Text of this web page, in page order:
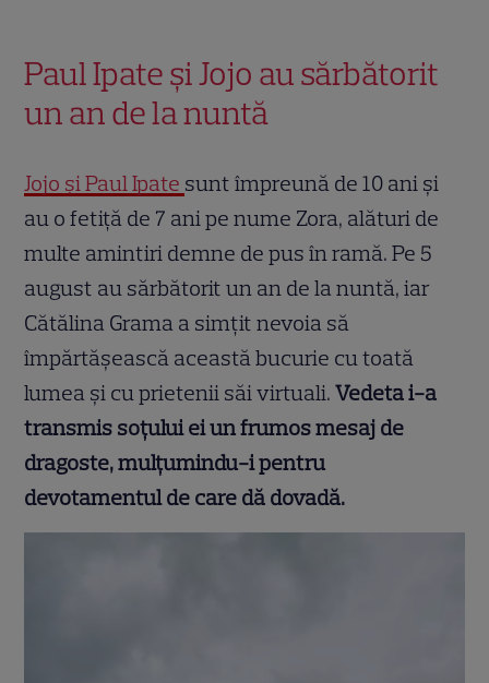
Paul Ipate și Jojo au sărbătorit
un an de la nuntă
Jojo și Paul Ipate sunt împreună de 10 ani și
au o fetiță de 7 ani pe nume Zora, alături de
multe amintiri demne de pus în ramă. Pe 5
august au sărbătorit un an de la nuntă, iar
Cătălina Grama a simțit nevoia să
împărtășească această bucurie cu toată
lumea și cu prietenii săi virtuali.Vedeta i-a
transmis soțului ei un frumos mesaj de
dragoste, mulțumindu-i pentru
devotamentul de care dă dovadă.